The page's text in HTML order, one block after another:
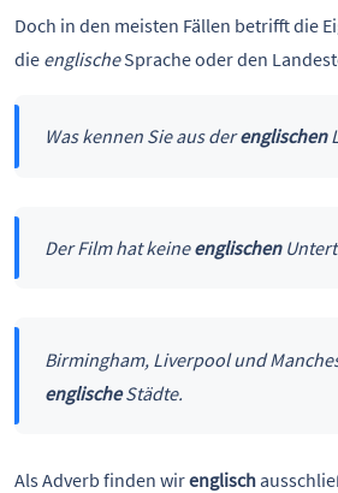
Doch in den meisten Fällen betrifft die
die englischeSprache oder den
Was kennen Sie aus derenglischen
Der Film hat keineenglischen
Birmingham, Liverpool und
englischeStädte.
Als Adverb finden wirenglisch